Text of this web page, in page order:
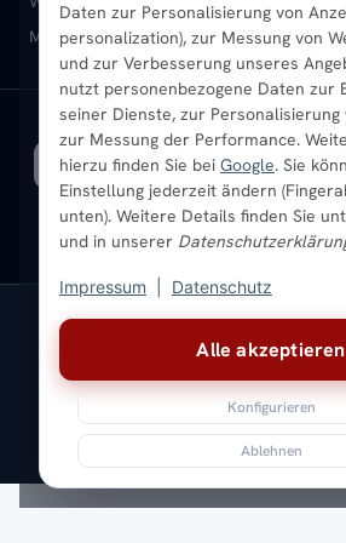
Alle akzeptieren
Konfigurieren
Ablehnen
Daten zur Personalisierung von
personalization), zur Messung von
und zur Verbesserung unseres
nutzt personenbezogene Daten zur
seiner Dienste, zur Personalisierung
zur Messung der Performance.
hierzu finden Sie bei Google. Sie
Einstellung jederzeit ändern
unten). Weitere Details finden Sie
und in unserer
Impressum Datenschutz
Sendung verfolgen
Ratgeber
Bestpreisgarantie
Aktuelle Angebote
Mischbetrieb-HeizkörperHeizkörper-
SICHERE ZAHLUNG
* Alle Preise inkl. gesetzlicher USt. |
ImpressumDatenschutzAGB
BatteriegesetzSitemap